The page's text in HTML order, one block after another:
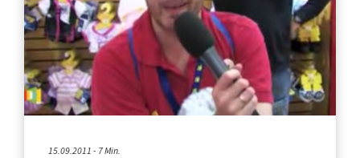
15.09.2011 - 7 Min.